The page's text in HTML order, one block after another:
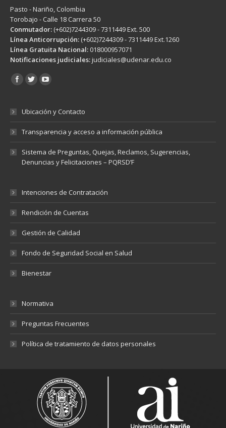
Pasto - Nariño, Colombia
Torobajo - Calle 18 Carrera 50
Conmutador: (+602)7244309 - 7311449 Ext. 500
Línea Anticorrupción: (+602)7244309 - 7311449 Ext.1260
Línea Gratuita Nacional: 018000957071
Notificaciones judiciales:judiciales@udenar.edu.co
Encuéntranos en:
Ubicación y Contacto
Transparencia y acceso a información pública
Sistema de Preguntas, Quejas, Reclamos, Sugerencias,
Denuncias y Felicitaciones – PQRSD’F
Intenciones de Contratación
Rendición de Cuentas
Gestión de Calidad
Fondo de Seguridad Social en Salud
Bienestar
Normativa
Preguntas Frecuentes
Política de tratamiento de datos personales